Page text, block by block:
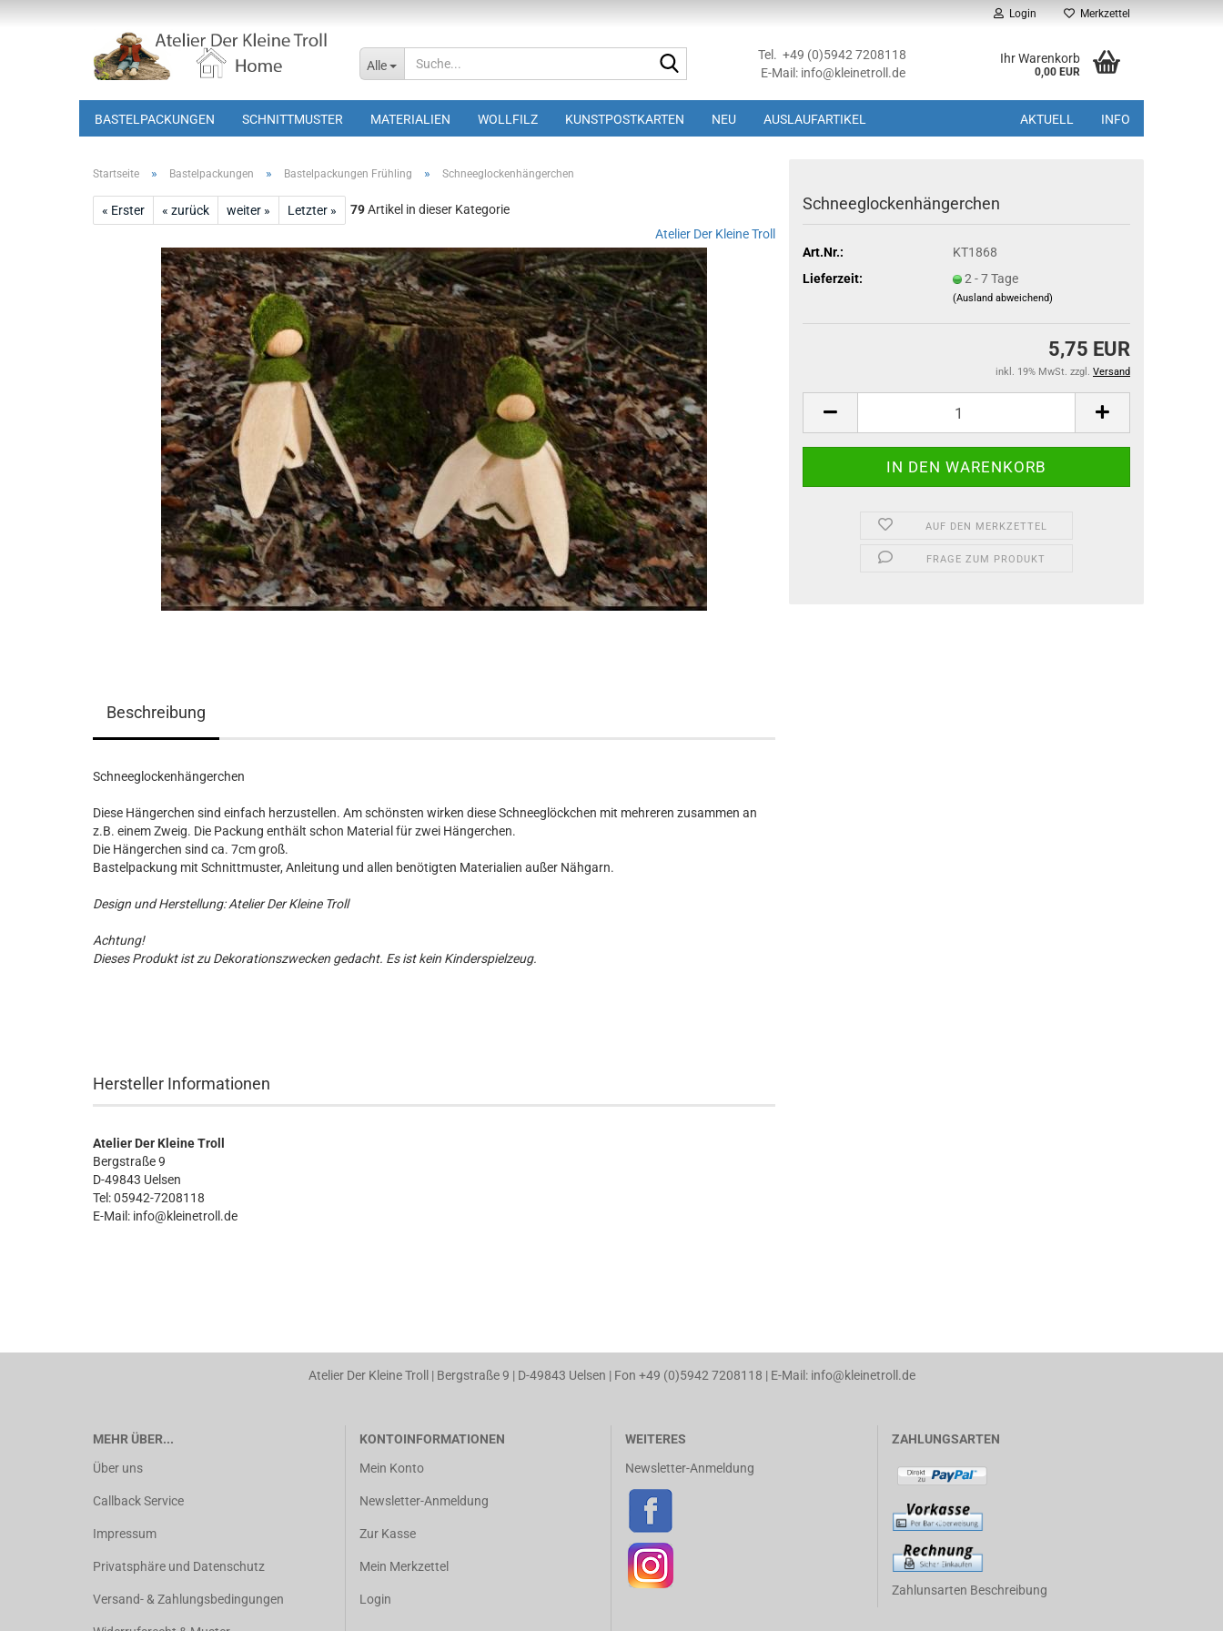
Login Merkzettel
Alle
Tel. +49 (0)5942 7208118
E-Mail: info@kleinetroll.de
Ihr Warenkorb
0,00 EUR
BASTELPACKUNGEN SCHNITTMUSTER MATERIALIEN WOLLFILZ KUNSTPOSTKARTEN NEU AUSLAUFARTIKEL AKTUELL INFO
Startseite » Bastelpackungen » Bastelpackungen Frühling » Schneeglockenhängerchen
« Erster « zurück weiter » Letzter » 79Artikel in dieser Kategorie
Atelier Der Kleine Troll
Schneeglockenhängerchen
Art.Nr.:
KT1868
Lieferzeit:
2 - 7 Tage
(Ausland abweichend)
5,75 EUR
inkl. 19% MwSt. zzgl. Versand
AUF DEN MERKZETTEL
FRAGE ZUM PRODUKT
Beschreibung
Schneeglockenhängerchen
Diese Hängerchen sind einfach herzustellen. Am schönsten wirken diese Schneeglöckchen mit mehreren zusammen an
z.B. einem Zweig. Die Packung enthält schon Material für zwei Hängerchen.
Die Hängerchen sind ca. 7cm groß.
Bastelpackung mit Schnittmuster, Anleitung und allen benötigten Materialien außer Nähgarn.
Design und Herstellung: Atelier Der Kleine Troll
Achtung!
Dieses Produkt ist zu Dekorationszwecken gedacht. Es ist kein Kinderspielzeug.
Hersteller Informationen
Atelier Der Kleine Troll
Bergstraße 9
D-49843 Uelsen
Tel: 05942-7208118
E-Mail: info@kleinetroll.de
Atelier Der Kleine Troll | Bergstraße 9 | D-49843 Uelsen | Fon +49 (0)5942 7208118 | E-Mail: info@kleinetroll.de
MEHR ÜBER...
Über uns
Callback Service
Impressum
Privatsphäre und Datenschutz
Versand- & Zahlungsbedingungen
KONTOINFORMATIONEN
Mein Konto
Newsletter-Anmeldung
Zur Kasse
Mein Merkzettel
Login
WEITERES
Newsletter-Anmeldung
ZAHLUNGSARTEN
Zahlunsarten Beschreibung